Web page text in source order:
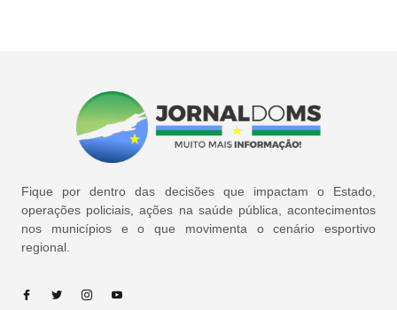
Fique por dentro das decisões que impactam o Estado,
operações policiais, ações na saúde pública, acontecimentos
nos municípios e o que movimenta o cenário esportivo
regional.